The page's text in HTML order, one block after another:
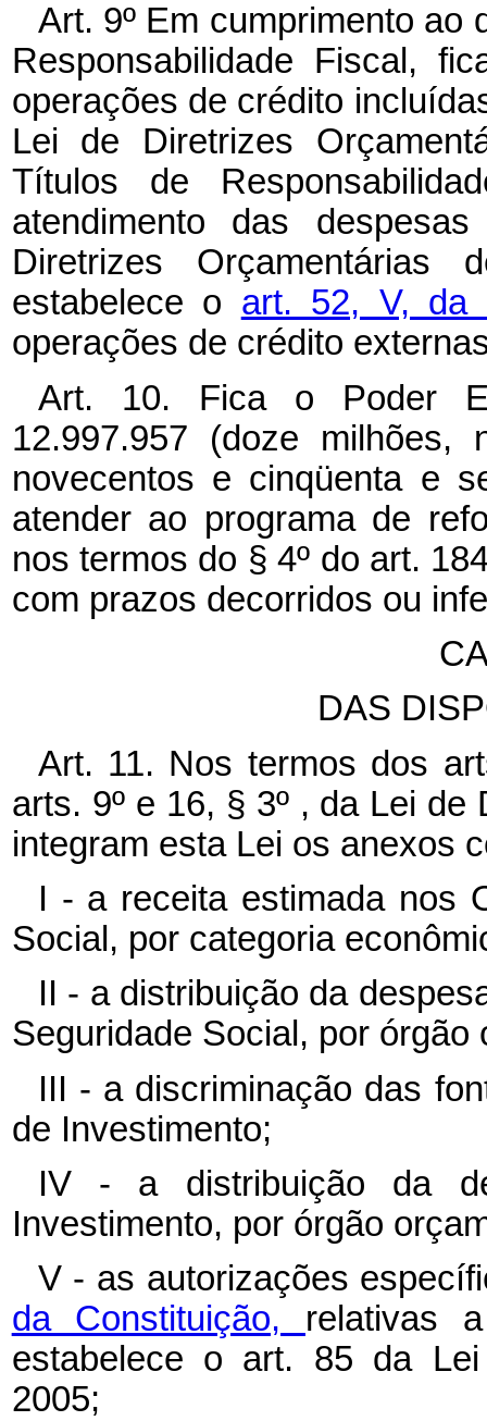
Art. 9º Em cumprimento ao
Responsabilidade Fiscal,
operações de crédito
Lei de Diretrizes
Títulos de
atendimento das
Diretrizes
estabelece o art. 52, V, da
operações de crédito
Art. 10. Fica o Poder
12.997.957 (doze
novecentos e cinqüenta e
atender ao programa de
nos termos do § 4º do art.
com prazos decorridos ou
DAS
Art. 11. Nos termos dos
arts. 9º e 16, § 3º , da Lei
integram esta Lei os anexos
I - a receita estimada nos
Social, por categoria
II - a distribuição da
Seguridade Social, por órgão
III - a discriminação das
de Investimento;
IV - a distribuição da
Investimento, por órgão
V - as autorizações
da Constituição, relativas
estabelece o art. 85 da
2005;